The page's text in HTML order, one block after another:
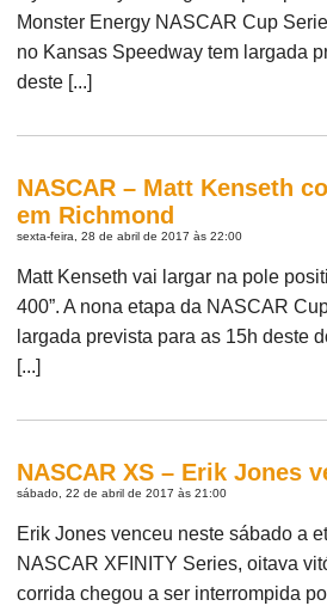
Monster Energy NASCAR Cup
no Kansas Speedway tem largada
deste [...]
NASCAR – Matt Kenseth
em Richmond
sexta-feira, 28 de abril de 2017 às 22:00
Matt Kenseth vai largar na pole
400”. A nona etapa da NASCAR
largada prevista para as 15h deste
[...]
NASCAR XS – Erik Jones
sábado, 22 de abril de 2017 às 21:00
Erik Jones venceu neste sábado a
NASCAR XFINITY Series, oitava
corrida chegou a ser interrompida